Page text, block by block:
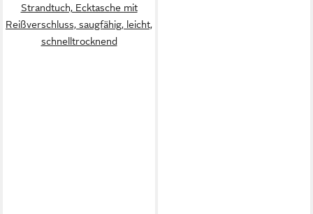
Strandtuch, Ecktasche mit
Reißverschluss, saugfähig, leicht,
schnelltrocknend